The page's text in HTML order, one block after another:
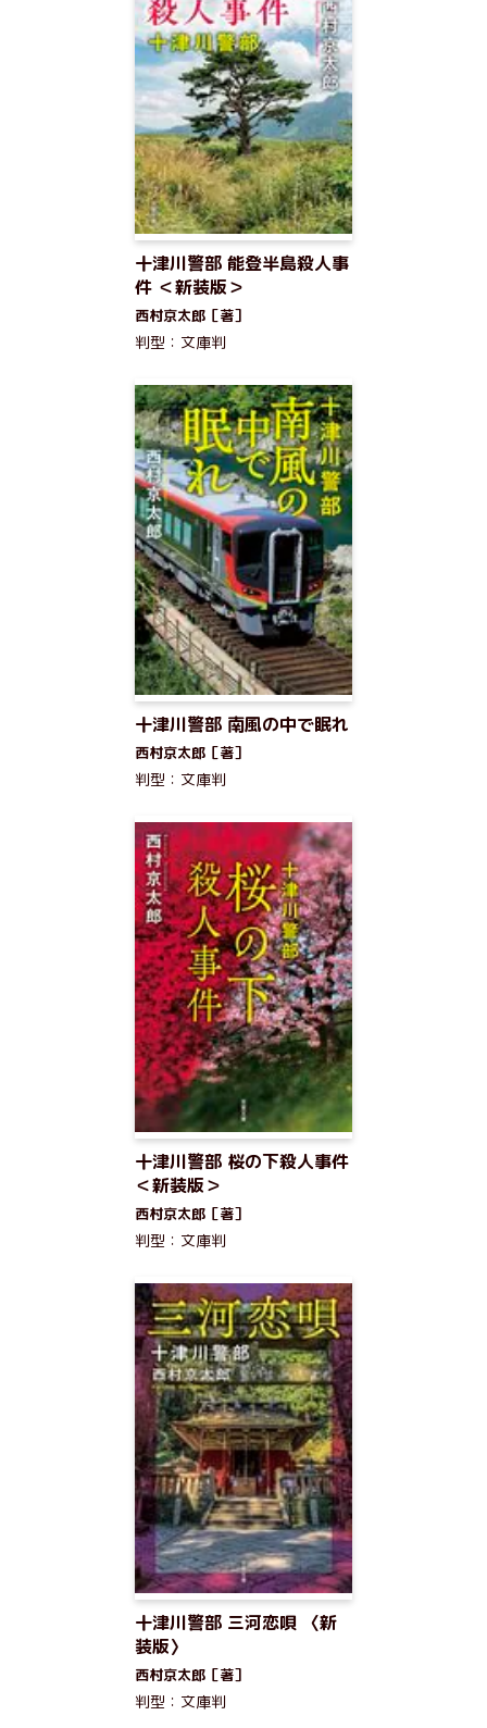
十津川警部 能登半島殺人事
件 ＜新装版＞
西村京太郎［著］
判型：文庫判
十津川警部 南風の中で眠れ
西村京太郎［著］
判型：文庫判
十津川警部 桜の下殺人事件
＜新装版＞
西村京太郎［著］
判型：文庫判
十津川警部 三河恋唄 〈新
装版〉
西村京太郎［著］
判型：文庫判